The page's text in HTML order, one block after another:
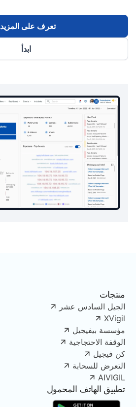
ابدأ
تعرف على المزيد
منتجات
الجيل السادس عشر
XVigil
مؤسسة بيفيجيل
الوقفة الاحتجاجية
كن فيجيل
التعرض للسحابة
AIVIGIL
تطبيق الهاتف المحمول